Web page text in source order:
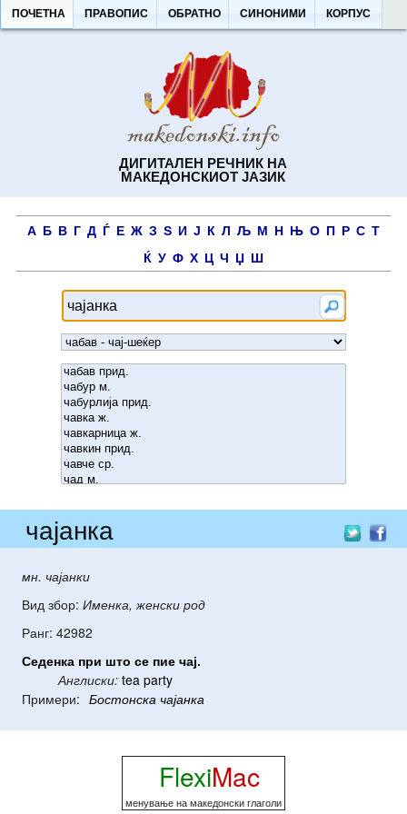
ДИГИТАЛЕН РЕЧНИК НА
МАКЕДОНСКИОТ ЈАЗИК
ПОЧЕТНА ПРАВОПИС ОБРАТНО СИНОНИМИ КОРПУС
А Б В Г Д Ѓ Е Ж З Ѕ И Ј К Л Љ М Н Њ О П Р С Т
Ќ У Ф Х Ц Ч Џ Ш
чајанка
мн. чајанки
Вид збор: Именка, женски род
Ранг: 42982
Седенка при што се пие чај.
Англиски: tea party
Примери: Бостонска чајанка
FlexiMac
менување на македонски глаголи